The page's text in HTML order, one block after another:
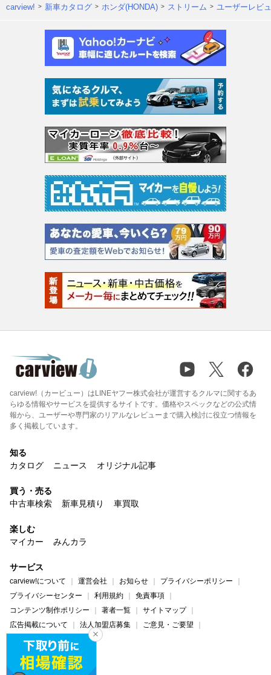
carview! 新車カタログ ホンダ(HONDA) ストリーム ユーザーレビ
carview!（カービュー）はLINEヤフー株式会社が運営するクルマに関するあ
らゆる情報やサービスを提供するサイトです。価格やスペックなどの公式情
報から、ユーザーや専門家のリアルなレビューまで購入検討に役立つ情報を
多く掲載しています。
知る
カタログ
ニュース オリジナル記事
買う・売る
中古車検索
新車見積り 車買取
楽しむ
マイカー
みんカラ
サービス
carview!について 運営会社 お知らせ
プライバシーポリシー
プライバシーセンター
利用規約
免責事項
コンテンツ制作ポリシー
著者一覧
サイトマップ
広告掲載について
法人加盟店募集
ご意見・ご要望
ヘルプ・お問い合わせ
carview! Yahoo! JAPAN